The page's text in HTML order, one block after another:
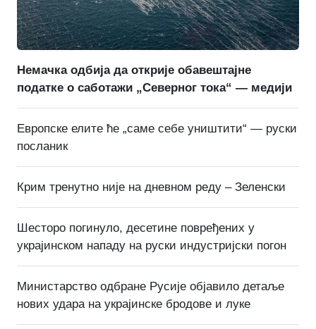
Немачка одбија да открије обавештајне
податке о саботажи „Северног тока“ — медији
Европске елите ће „саме себе уништити“ — руски
посланик
Крим тренутно није на дневном реду – Зеленски
Шесторо погинуло, десетине повређених у
украјинском нападу на руски индустријски погон
Министарство одбране Русије објавило детаље
нових удара на украјинске бродове и луке